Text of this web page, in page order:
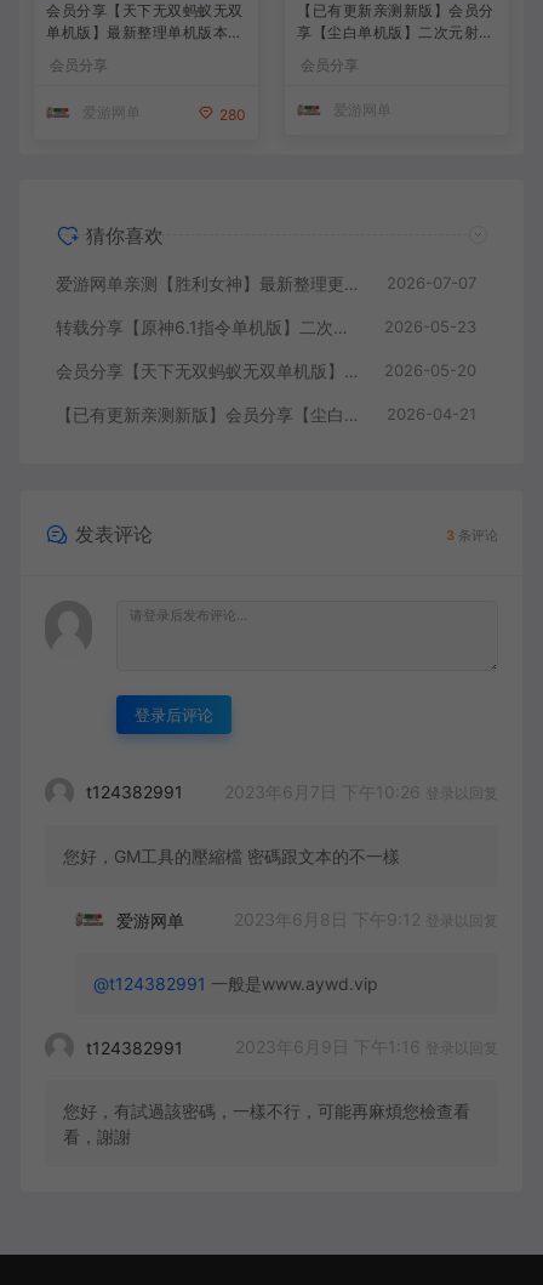
会员分享【天下无双蚂蚁无双
单机版】最新整理单机版本
带GM命令后台 武侠怀旧网游
免虚拟机一键端 配套视频教
会员分享
爱游网单 280
【已有更新亲测新版】会员分
享【尘白单机版】二次元射击
类网游单机版一键端
会员分享
爱游网单
猜你喜欢
爱游网单亲测【胜利女神】最新整理更新第7版148.10.5NIKKE胜利女神妮姬单机版方舟活动148版本官服GM可无限抽卡全剧情免虚拟机一键端视频安装教学 2026-07-07
转载分享【原神6.1指令单机版】二次元网游单机版 指令模拟端 登录 战斗 地图 魔物 背包 抽卡 商店 MOD 未亲测图文教学 2026-05-23
会员分享【天下无双蚂蚁无双单机版】最新整理单机版本 带GM命令后台 武侠怀旧网游 免虚拟机一键端 配套视频教学 2026-05-20
【已有更新亲测新版】会员分享【尘白单机版】二次元射击类网游单机版一键端 2026-04-21
发表评论 3 条评论
登录后评论
t124382991 2023年6月7日 下午10:26
您好，GM工具的壓縮檔 密碼跟文本的不一樣
爱游网单 2023年6月8日 下午9:12 登录以回复
@t124382991 一般是www.aywd.vip
t124382991 2023年6月9日 下午1:16 登录以回复
您好，有試過該密碼，一樣不行，可能再麻煩您檢查看
看，謝謝